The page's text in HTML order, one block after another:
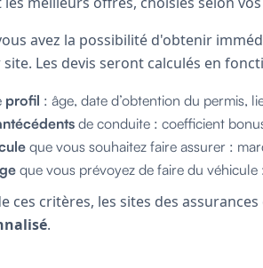
avez la possibilité d'obtenir
Les devis seront calculés en
profil : âge, date d’obtention du permis,
de conduite : coefficient
que vous souhaitez faire assurer :
que vous prévoyez de faire du
ces critères, les sites des
.